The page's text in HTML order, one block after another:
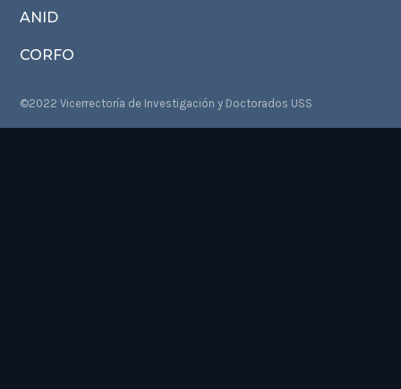
ANID
CORFO
©2022 Vicerrectoría de Investigación y Doctorados USS